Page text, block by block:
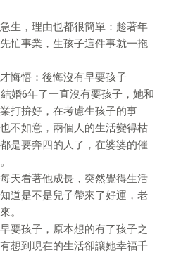
生，理由也都很簡單：趁著年
忙事業，生孩子這件事就一拖
悔悟：後悔沒有早要孩子
婚6年了一直沒有要孩子，她和
打拚好，在考慮生孩子的事
不如意，兩個人的生活變得枯
是要奔四的人了，在婆婆的催
天看著他成長，突然覺得生活
道是不是兒子帶來了好運，老
。
要孩子，原本想的有了孩子之
想到現在的生活卻讓她幸福千